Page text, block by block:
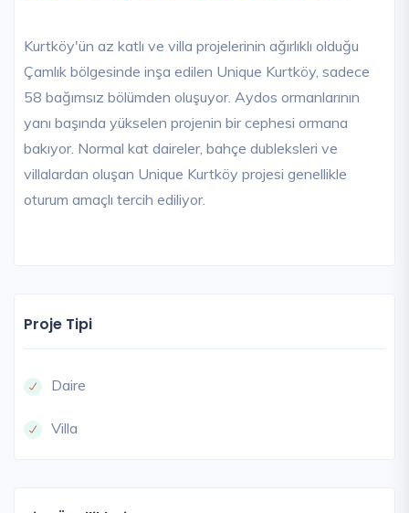
Kurtköy'ün az katlı ve villa projelerinin ağırlıklı olduğu
Çamlık bölgesinde inşa edilen Unique Kurtköy, sadece
58 bağımsız bölümden oluşuyor. Aydos ormanlarının
yanı başında yükselen projenin bir cephesi ormana
bakıyor. Normal kat daireler, bahçe dubleksleri ve
villalardan oluşan Unique Kurtköy projesi genellikle
oturum amaçlı tercih ediliyor.
Proje Tipi
Daire
Villa